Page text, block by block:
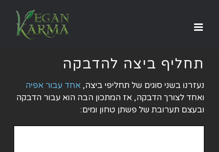
תחליף ביצה להדבקה
נעזרנו בשני סוגים של תחליפי ביצה, אחד עבור אפיה
ואחד לצורך הדבקה, אז המתכון הבה הוא עבור הדבקה
ובעצם תערובת של פשתן טחון ומים: